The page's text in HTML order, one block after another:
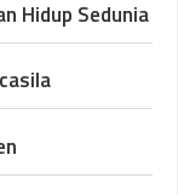
Hidup Sedunia